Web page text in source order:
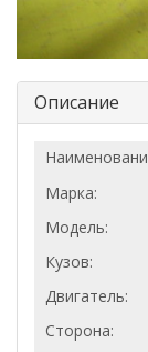
Описание
Марка:
Модель:
Кузов:
Двигатель:
Сторона: